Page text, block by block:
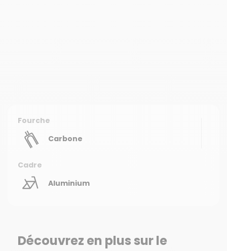
Fourche
Carbone
Cadre
Aluminium
Découvrez en plus sur le